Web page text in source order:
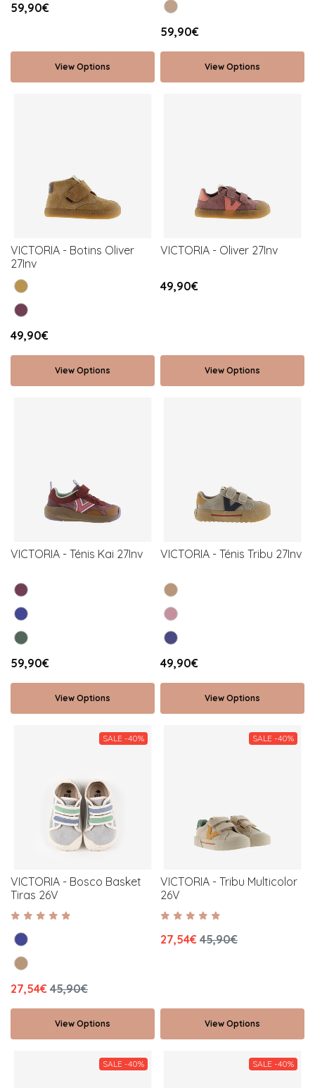
59,90€
View Options
59,90€
View Options
VICTORIA - Botins Oliver
27Inv
49,90€
View Options
VICTORIA - Oliver 27Inv
49,90€
View Options
VICTORIA - Ténis Kai 27Inv
59,90€
View Options
VICTORIA - Ténis Tribu 27Inv
49,90€
View Options
SALE -40%
VICTORIA - Bosco Basket
Tiras 26V
27,54€ 45,90€
View Options
SALE -40%
VICTORIA - Tribu Multicolor
26V
27,54€ 45,90€
View Options
SALE -40% SALE -40%